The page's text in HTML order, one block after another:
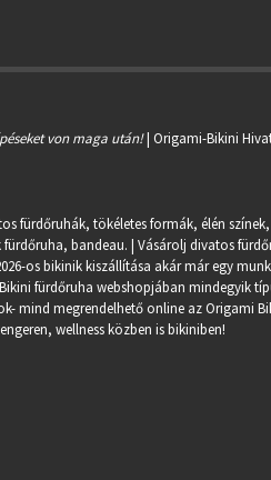
von maga után!| Origami-Bikini
fürdőruhák, tökéletes formák, élén
bandeau. | Vásárolj divatos
os bikinik kiszállítása akár már egy
fürdőruha webshopjában mindegyik
mind megrendelhető online az Origami
wellness közben is bikiniben!